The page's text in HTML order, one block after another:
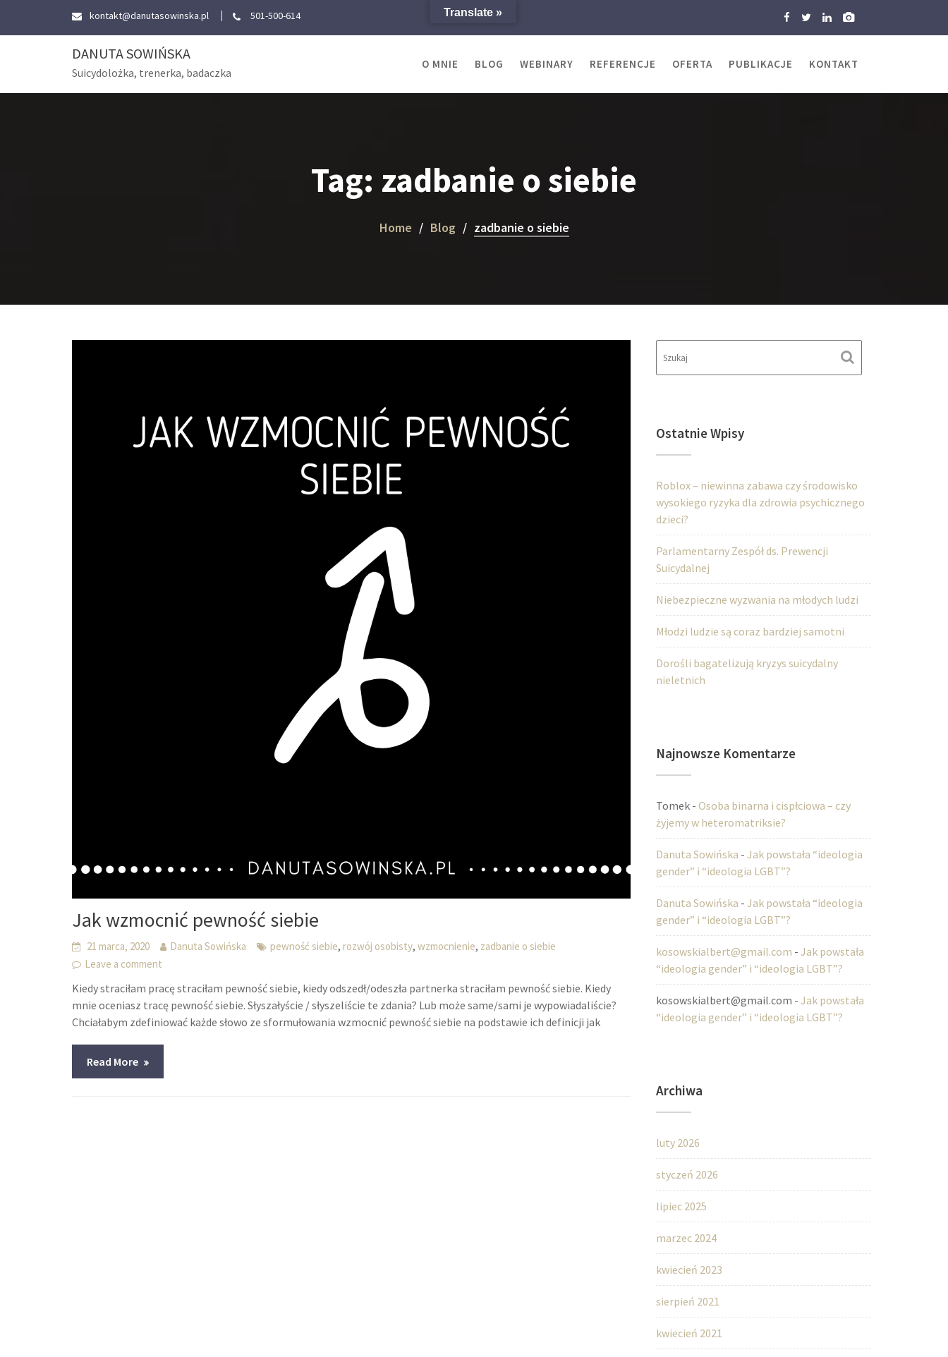
kontakt@danutasowinska.pl 501-500-614
DANUTA SOWIŃSKA
Suicydolożka, trenerka, badaczka
O MNIE BLOG WEBINARY REFERENCJE OFERTA PUBLIKACJE KONTAKT
Tag: zadbanie o siebie
Home Blog zadbanie o siebie
Jak wzmocnić pewność siebie
21 marca, 2020 Danuta Sowińska pewność siebie,rozwój osobisty,wzmocnienie, zadbanie o siebie
Leave a comment
Kiedy straciłam pracę straciłam pewność siebie, kiedy odszedł/odeszła partnerka straciłam pewność siebie. Kiedy
mnie oceniasz tracę pewność siebie. Słyszałyście / słyszeliście te zdania? Lub może same/sami je wypowiadaliście?
Chciałabym zdefiniować każde słowo ze sformułowania wzmocnić pewność siebie na podstawie ich definicji jak
Read More
Ostatnie Wpisy
Roblox – niewinna zabawa czy środowisko
wysokiego ryzyka dla zdrowia psychicznego
dzieci?
Parlamentarny Zespół ds. Prewencji
Suicydalnej
Niebezpieczne wyzwania na młodych ludzi
Młodzi ludzie są coraz bardziej samotni
Dorośli bagatelizują kryzys suicydalny
nieletnich
Najnowsze Komentarze
Tomek -Osoba binarna i cispłciowa – czy
żyjemy w heteromatriksie?
Danuta Sowińska -Jak powstała “ideologia
gender” i “ideologia LGBT”?
Danuta Sowińska -Jak powstała “ideologia
gender” i “ideologia LGBT”?
kosowskialbert@gmail.com -Jak powstała
“ideologia gender” i “ideologia LGBT”?
kosowskialbert@gmail.com -Jak powstała
“ideologia gender” i “ideologia LGBT”?
Archiwa
luty 2026
styczeń 2026
lipiec 2025
marzec 2024
kwiecień 2023
sierpień 2021
kwiecień 2021
Translate »